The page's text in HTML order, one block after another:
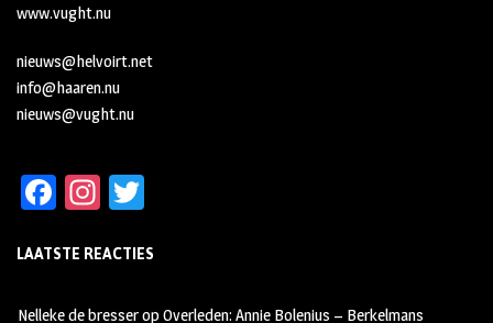
www.vught.nu
nieuws@helvoirt.net
info@haaren.nu
nieuws@vught.nu
Fa
b
oo
In
ag tt
LAATSTE REACTIES
Nelleke de bresseropOverleden: Annie Bolenius – Berkelmans